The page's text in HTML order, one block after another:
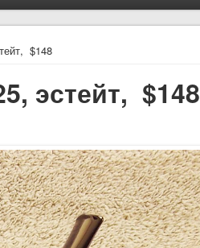
$148
эстейт, $148